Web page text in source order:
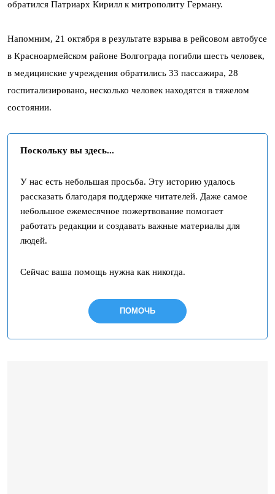
обратился Патриарх Кирилл к митрополиту Герману.
Напомним, 21 октября в результате взрыва в рейсовом автобусе
в Красноармейском районе Волгограда погибли шесть человек,
в медицинские учреждения обратились 33 пассажира, 28
госпитализировано, несколько человек находятся в тяжелом
состоянии.
Поскольку вы здесь...
У нас есть небольшая просьба. Эту историю удалось
рассказать благодаря поддержке читателей. Даже самое
небольшое ежемесячное пожертвование помогает
работать редакции и создавать важные материалы для
людей.
Сейчас ваша помощь нужна как никогда.
ПОМОЧЬ